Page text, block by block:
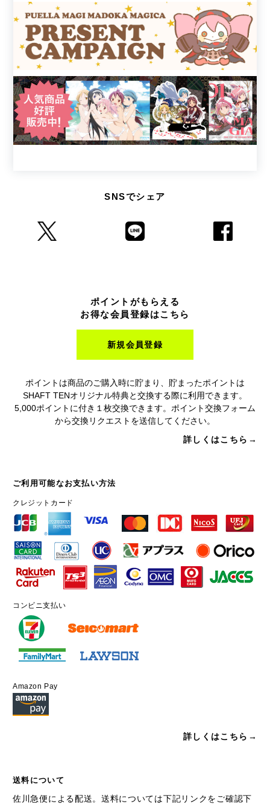
SNSでシェア
ポイントがもらえる
お得な会員登録はこちら
新規会員登録
ポイントは商品のご購入時に貯まり、貯まったポイントは
SHAFT TENオリジナル特典と交換する際に利用できます。
5,000ポイントに付き１枚交換できます。ポイント交換フォーム
から交換リクエストを送信してください。
詳しくはこちら→
ご利用可能なお支払い方法
クレジットカード
コンビニ支払い
Amazon Pay
詳しくはこちら→
送料について
佐川急便による配送。送料については下記リンクをご確認下